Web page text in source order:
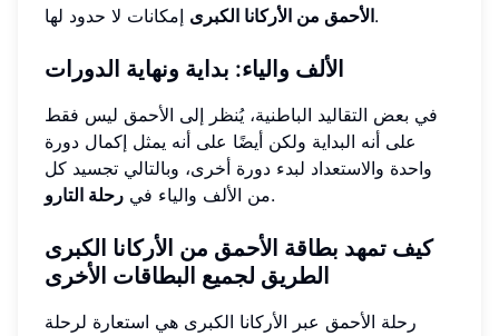
الأحمق من الأركانا الكبرىإمكانات لا حدود لها.
الألف والياء: بداية ونهاية الدورات
في بعض التقاليد الباطنية، يُنظر إلى الأحمق ليس فقط
على أنه البداية ولكن أيضًا على أنه يمثل إكمال دورة
واحدة والاستعداد لبدء دورة أخرى، وبالتالي تجسيد كل
من الألف والياء في رحلة التارو .
كيف تمهد بطاقة الأحمق من الأركانا الكبرى
الطريق لجميع البطاقات الأخرى
رحلة الأحمق عبر الأركانا الكبرى هي استعارة لرحلة